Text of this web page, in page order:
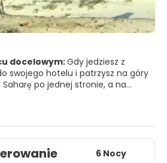
docelowym:Gdy jedziesz z
swojego hotelu i patrzysz na góry
Saharę po jednej stronie, a na
Marsa Alam oferuje prosty wybór
zrobić o wiele więcej.
najbardziej inteligentnych i6 Nocy